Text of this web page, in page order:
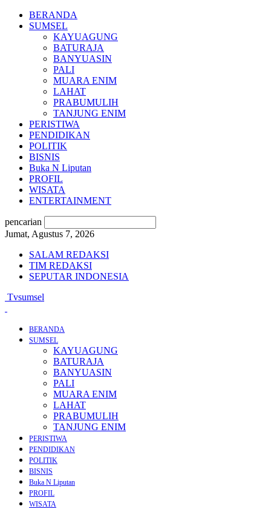
BERANDA
SUMSEL
KAYUAGUNG
BATURAJA
BANYUASIN
PALI
MUARA ENIM
LAHAT
PRABUMULIH
TANJUNG ENIM
PERISTIWA
PENDIDIKAN
POLITIK
BISNIS
Buka N Liputan
PROFIL
WISATA
ENTERTAINMENT
pencarian
Jumat, Agustus 7, 2026
SALAM REDAKSI
TIM REDAKSI
SEPUTAR INDONESIA
Tvsumsel
BERANDA
SUMSEL
KAYUAGUNG
BATURAJA
BANYUASIN
PALI
MUARA ENIM
LAHAT
PRABUMULIH
TANJUNG ENIM
PERISTIWA
PENDIDIKAN
POLITIK
BISNIS
Buka N Liputan
PROFIL
WISATA